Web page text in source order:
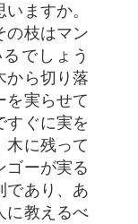
ますか。
の枝はマン
でしょう
から切り落
を実らせて
すぐに実を
木に残って
ゴーが実る
であり、あ
に教えるべ